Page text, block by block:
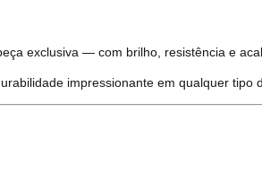
exclusiva — com brilho, resistência e
impressionante em qualquer tipo